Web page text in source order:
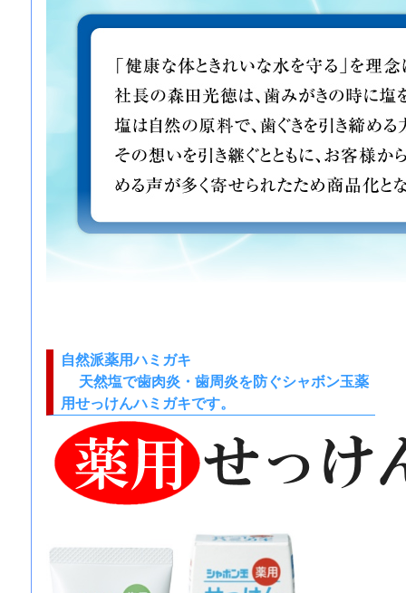
自然派薬用ハミガキ
天然塩で歯肉炎・歯周炎を防ぐシャボン玉薬
用せっけんハミガキです。